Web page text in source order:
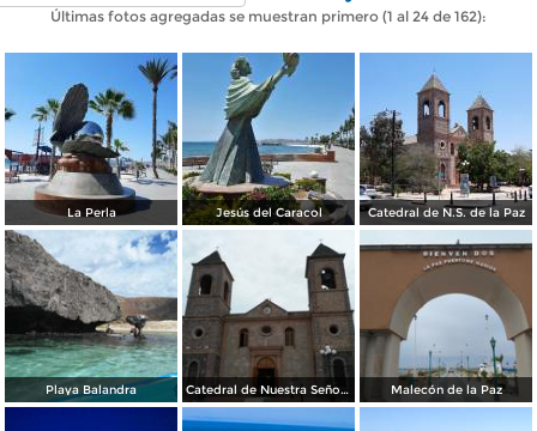
Últimas fotos agregadas se muestran primero (1 al 24 de 162):
La Perla Jesús del Caracol Catedral de N.S. de la Paz
Playa Balandra Catedral de Nuestra Señora de la Paz Malecón de la Paz